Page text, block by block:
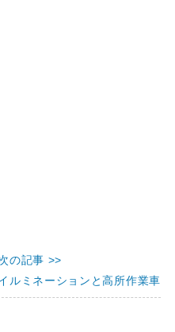
の記事 >>
ルミネーションと高所作業車